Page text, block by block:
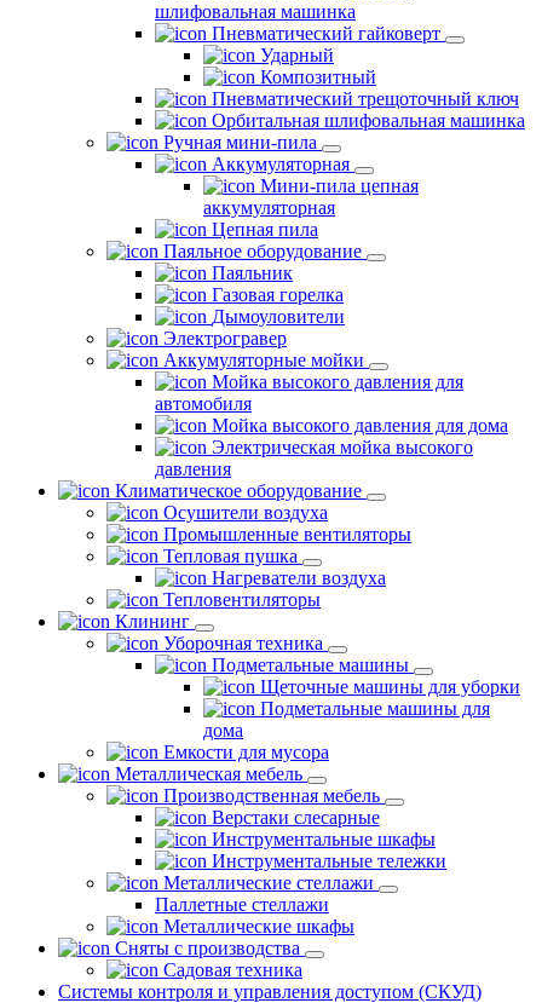
шлифовальная машинка
Пневматический гайковерт
Ударный
Композитный
Пневматический трещоточный ключ
Орбитальная шлифовальная машинка
Ручная мини-пила
Аккумуляторная
Мини-пила цепная
аккумуляторная
Цепная пила
Паяльное оборудование
Паяльник
Газовая горелка
Дымоуловители
Электрогравер
Аккумуляторные мойки
Мойка высокого давления для
автомобиля
Мойка высокого давления для дома
Электрическая мойка высокого
давления
Климатическое оборудование
Осушители воздуха
Промышленные вентиляторы
Тепловая пушка
Нагреватели воздуха
Тепловентиляторы
Клининг
Уборочная техника
Подметальные машины
Щеточные машины для уборки
Подметальные машины для
дома
Емкости для мусора
Металлическая мебель
Производственная мебель
Верстаки слесарные
Инструментальные шкафы
Инструментальные тележки
Металлические стеллажи
Паллетные стеллажи
Металлические шкафы
Сняты с производства
Садовая техника
Системы контроля и управления доступом (СКУД)